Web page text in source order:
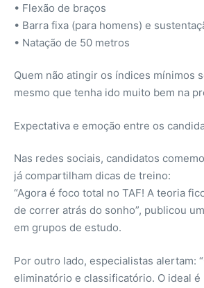
• Flexão de braços
• Barra fixa (para homens) e
• Natação de 50 metros
Quem não atingir os índices mínimos
mesmo que tenha ido muito bem na
Expectativa e emoção entre os
Nas redes sociais, candidatos
já compartilham dicas de treino:
“Agora é foco total no TAF! A teoria
de correr atrás do sonho”, publicou
em grupos de estudo.
Por outro lado, especialistas alertam:
eliminatório e classificatório. O ideal é